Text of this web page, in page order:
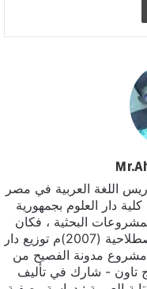
اللغة العربية في مصر
دار العلوم بجمهورية
البحثية ، فكان
عضوا في فريق بناء معجم التعابير الاصطلاحية (2007)م توزيع دار
مشروع مدونة الفصيح من
تاون - شارك في تأليف